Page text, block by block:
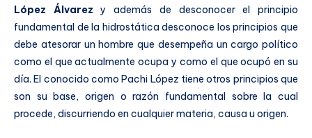
López Álvarez y además de desconocer el principio
fundamental de la hidrostática desconoce los principios que
debe atesorar un hombre que desempeña un cargo político
como el que actualmente ocupa y como el que ocupó en su
día. El conocido como Pachi López tiene otros principios que
son su base, origen o razón fundamental sobre la cual
procede, discurriendo en cualquier materia, causa u origen.